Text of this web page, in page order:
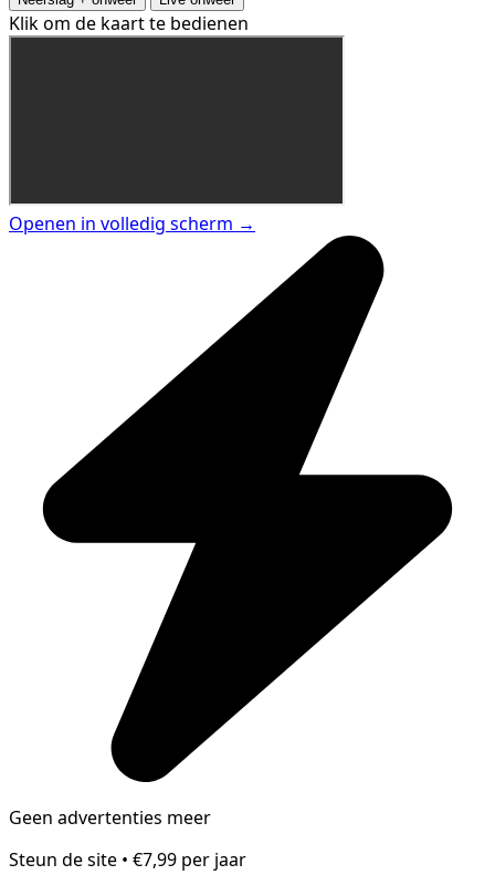
Klik om de kaart te bedienen
Openen in volledig scherm →
Geen advertenties meer
Steun de site • €7,99 per jaar